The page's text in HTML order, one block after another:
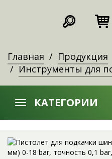
Главная
Продукция
Инструменты для
КАТЕГОРИИ